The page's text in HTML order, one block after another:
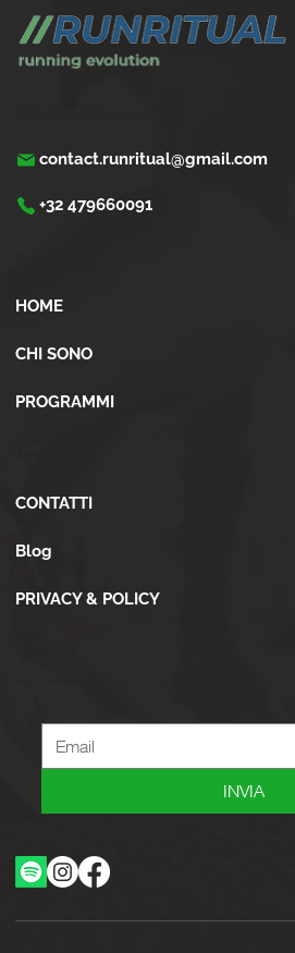
contact.runritual@gmail.com
+32 479660091
HOME
CHI SONO
PROGRAMMI
CONTATTI
Blog
PRIVACY & POLICY
INVIA